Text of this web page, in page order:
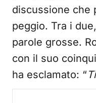
discussione che
peggio. Tra i
parole grosse.
con il suo
ha esclamato: “